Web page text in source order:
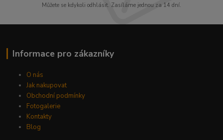
Můžete se kdykoli odhlásit. Zasíláme jednou za 14 dní.
Informace pro zákazníky
O nás
Jak nakupovat
Obchodní podmínky
Fotogalerie
Kontakty
Blog